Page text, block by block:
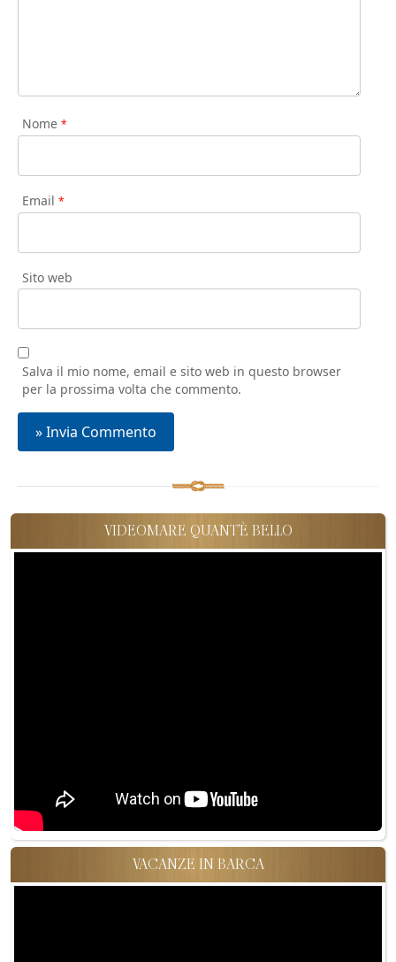
Nome *
Email *
Sito web
Salva il mio nome, email e sito web in questo browser
per la prossima volta che commento.
VIDEOMARE QUANT'È BELLO
VACANZE IN BARCA